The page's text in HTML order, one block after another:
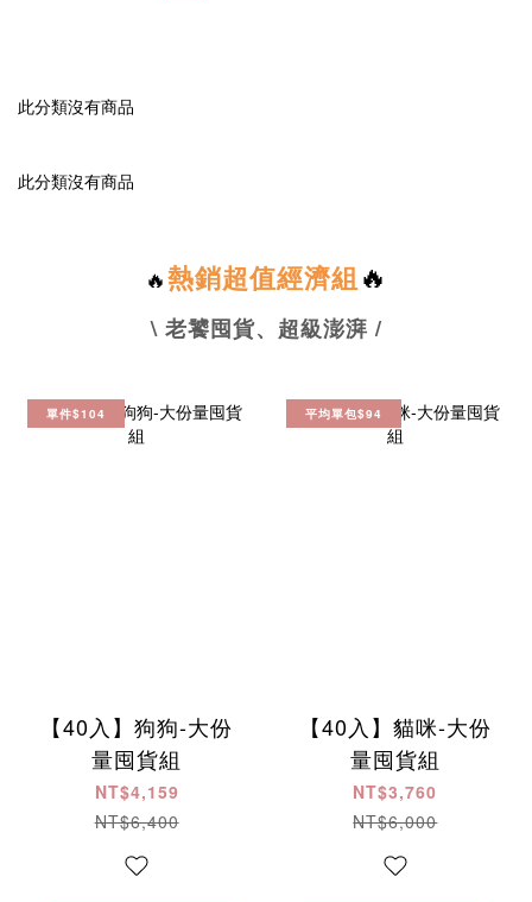
此分類沒有商品
此分類沒有商品
🔥熱銷超值經濟組 🔥
\ 老饕囤貨、超級澎湃 /
單件$104
【40入】狗狗-大份
量囤貨組
NT$4,159
NT$6,400
平均單包$94
【40入】貓咪-大份
量囤貨組
NT$3,760
NT$6,000